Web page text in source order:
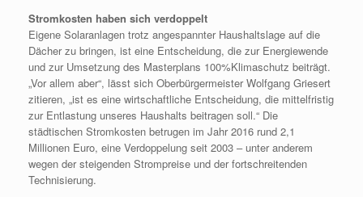
Stromkosten haben sich verdoppelt
Eigene Solaranlagen trotz angespannter Haushaltslage auf die
Dächer zu bringen, ist eine Entscheidung, die zur Energiewende
und zur Umsetzung des Masterplans 100%Klimaschutz beiträgt.
„Vor allem aber“, lässt sich Oberbürgermeister Wolfgang Griesert
zitieren, „ist es eine wirtschaftliche Entscheidung, die mittelfristig
zur Entlastung unseres Haushalts beitragen soll.“ Die
städtischen Stromkosten betrugen im Jahr 2016 rund 2,1
Millionen Euro, eine Verdoppelung seit 2003 – unter anderem
wegen der steigenden Strompreise und der fortschreitenden
Technisierung.